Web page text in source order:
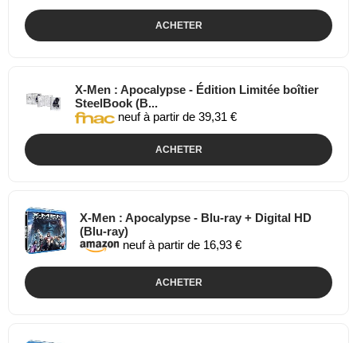
ACHETER
X-Men : Apocalypse - Édition Limitée boîtier
SteelBook (B...
neuf à partir de 39,31 €
ACHETER
X-Men : Apocalypse - Blu-ray + Digital HD
(Blu-ray)
neuf à partir de 16,93 €
ACHETER